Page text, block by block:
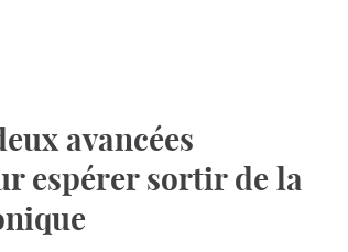
avancées
espérer sortir de la